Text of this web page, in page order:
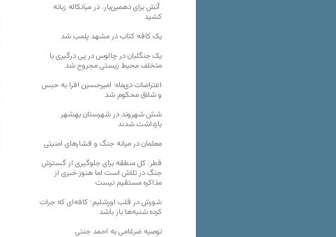
آتش برای دهمین‌بار، در میانکاله زبانه
کشید
یک کافه کتاب در مشهد پلمب شد
یک جنگلبان در چالوس در پی درگیری با
متخلف محیط زیستی مجروح شد
اعتراضات دی‌ماه؛ امیرحسین افرا به حبس
و شلاق محکوم شد
شش شهروند در شهرستان بهشهر
بازداشت شدند
معلمان در میانه جنگ و فشارهای امنیتی
قطر: کل منطقه برای جلوگیری از گسترش
جنگ در تلاش است اما هنوز خبری از
مذاکره مستقیم نیست
شورش در قلب اورشلیم؛ کافه‌ای که جرات
کرده شنبه‌ها باز باشد
توصیه ضرغامی به احمد جنتی